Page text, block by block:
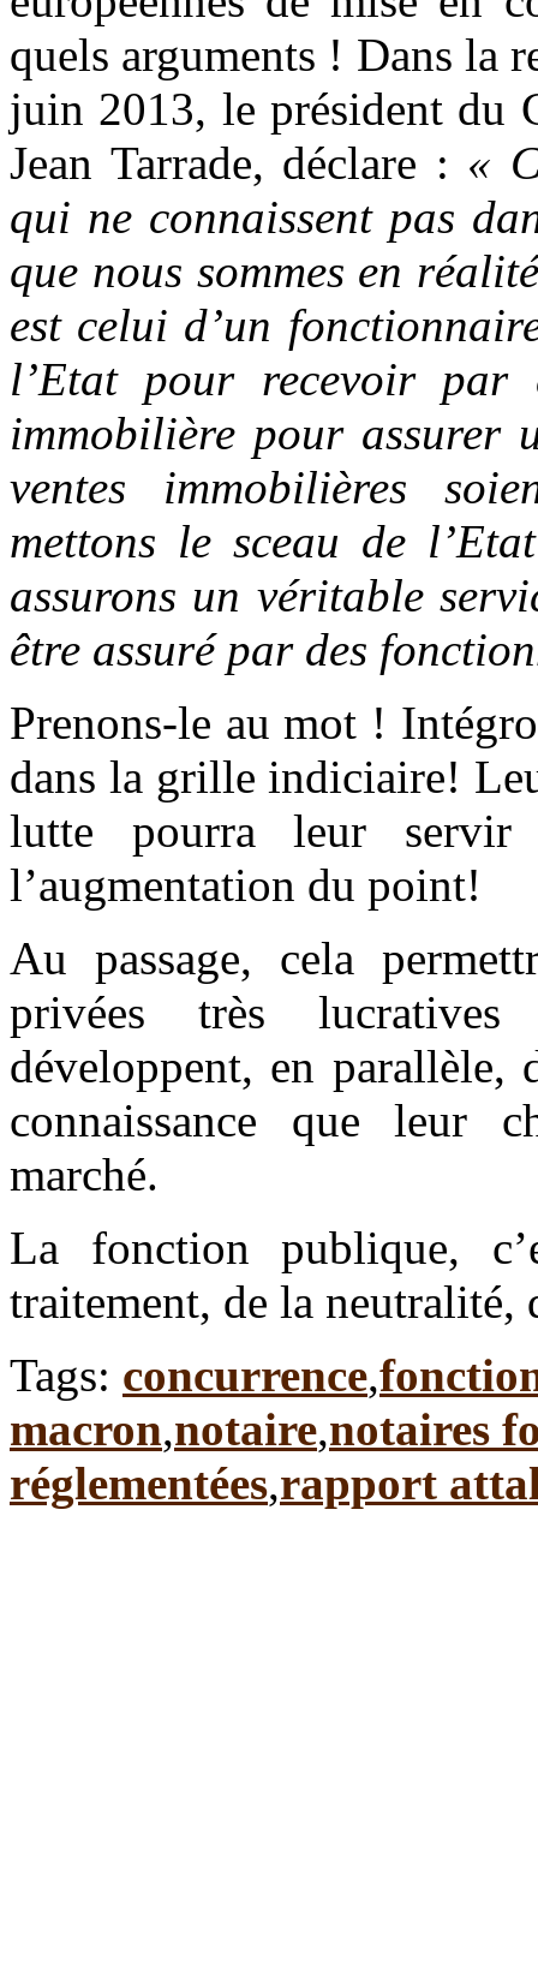
quels arguments ! Dans la
juin 2013, le président du
Jean Tarrade, déclare : «
qui ne connaissent pas
que nous sommes en
est celui d’un
l’Etat pour recevoir par
immobilière pour assurer
ventes immobilières
mettons le sceau de
assurons un véritable
être assuré par des
Prenons-le au mot !
dans la grille indiciaire!
lutte pourra leur
l’augmentation du point!
Au passage, cela
privées très
développent, en
connaissance que leur
marché.
La fonction publique,
traitement, de la neutralité,
Tags: concurrence,
macron,notaire,notaires
réglementées,rapport